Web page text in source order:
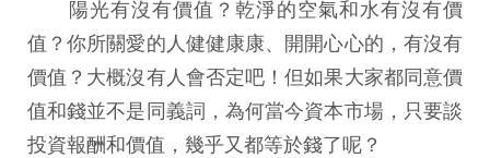
陽光有沒有價值？乾淨的空氣和水有沒有價
值？你所關愛的人健健康康、開開心心的，有沒有
價值？大概沒有人會否定吧！但如果大家都同意價
值和錢並不是同義詞，為何當今資本市場，只要談
投資報酬和價值，幾乎又都等於錢了呢？